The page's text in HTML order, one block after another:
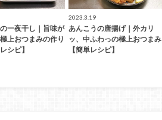
一夜干し｜旨味が
上おつまみの作り
シピ】
2023.3.19
あんこうの唐揚げ｜外カリ
ッ、中ふわっの極上おつまみ
【簡単レシピ】